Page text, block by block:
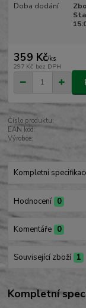
Doba dodání
359 Kč/ks
297 Kč bez DPH
Číslo produktu:
EAN kód:
Výrobce:
Kompletní
Hodnocení 0
Komentáře 0
Související zboží 1
Kompletní